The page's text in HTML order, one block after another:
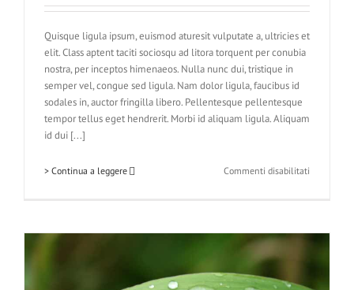
Quisque ligula ipsum, euismod aturesit vulputate a, ultricies et
elit. Class aptent taciti sociosqu ad litora torquent per conubia
nostra, per inceptos himenaeos. Nulla nunc dui, tristique in
semper vel, congue sed ligula. Nam dolor ligula, faucibus id
sodales in, auctor fringilla libero. Pellentesque pellentesque
tempor tellus eget hendrerit. Morbi id aliquam ligula. Aliquam
id dui [...]
> Continua a leggere Commenti disabilitati
Nec